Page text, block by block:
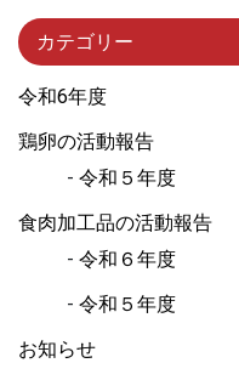
カテゴリー
令和6年度
鶏卵の活動報告
令和５年度
食肉加工品の活動報告
令和６年度
令和５年度
お知らせ